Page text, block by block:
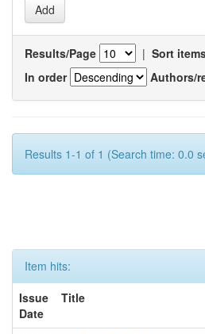
Results/Page | Sort
In order
Authors/
Results 1-1 of 1 (Search time: 0.0
Item hits:
Issue
Date
Title